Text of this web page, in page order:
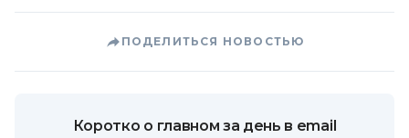
ПОДЕЛИТЬСЯ НОВОСТЬЮ
Коротко о главном за день в email